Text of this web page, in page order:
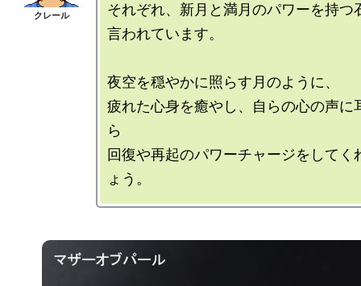
それぞれ、新月と満月のパワーを持つ
言われています。
夜空を穏やかに照らす月のように、
疲れた心身を癒やし、自らの心の声に
ら
回復や再起のパワーチャージをしてく